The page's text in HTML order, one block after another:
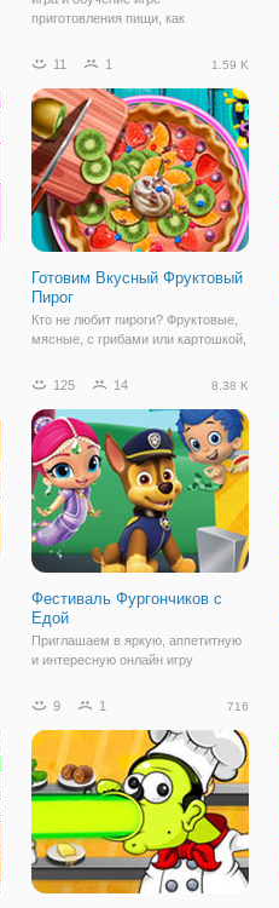
приготовления пищи, как
цилиндрического типа лазаньи, как
начинкой и покрытые соусом
итальянской кухни. Во-первых,
11 1 1.59 K
Готовим Вкусный Фруктовый
Пирог
Кто не любит пироги? Фруктовые,
мясные, с грибами или картошкой,
неповторимый вкус. Если вам
один из рецептов сладкого пирога,
то присоединяйтесь в игру
"Готовим Вкусный
125 14 8.38 K
Фестиваль Фургончиков с
Едой
Приглашаем в яркую, аппетитную
и интересную онлайн игру
Это простая игра для взрослых и
аркады. Здесь вы встретите таких
знакомых персонажей
мультсериалов, как
9 1 716